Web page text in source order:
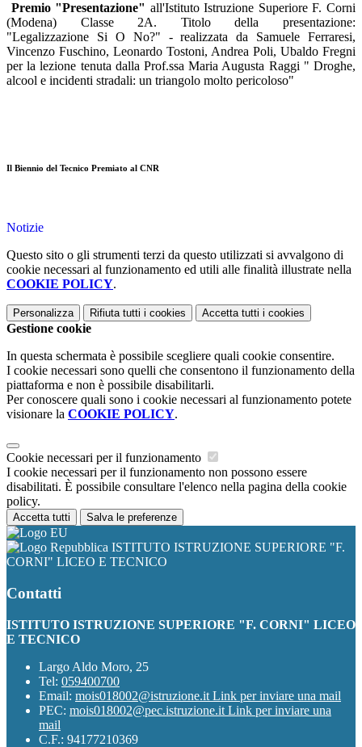
Premio "Presentazione" all'Istituto Istruzione Superiore F. Corni
(Modena) Classe 2A. Titolo della presentazione:
"Legalizzazione Si O No?" - realizzata da Samuele Ferraresi,
Vincenzo Fuschino, Leonardo Tostoni, Andrea Poli, Ubaldo Fregni
per la lezione tenuta dalla Prof.ssa Maria Augusta Raggi " Droghe,
alcool e incidenti stradali: un triangolo molto pericoloso"
Il Biennio del Tecnico Premiato al CNR
Notizie
Questo sito o gli strumenti terzi da questo utilizzati si avvalgono di
cookie necessari al funzionamento ed utili alle finalità illustrate nella
COOKIE POLICY.
Personalizza Rifiuta tutti i cookies Accetta tutti i cookies
Gestione cookie
In questa schermata è possibile scegliere quali cookie consentire.
I cookie necessari sono quelli che consentono il funzionamento della
piattaforma e non è possibile disabilitarli.
Per conoscere quali sono i cookie necessari al funzionamento potete
visionare la COOKIE POLICY.
Cookie necessari per il funzionamento
I cookie necessari per il funzionamento non possono essere
disabilitati. È possibile consultare l'elenco nella pagina della cookie
policy.
Accetta tutti Salva le preferenze
ISTITUTO ISTRUZIONE SUPERIORE "F.
CORNI" LICEO E TECNICO
Contatti
ISTITUTO ISTRUZIONE SUPERIORE "F. CORNI" LICEO
E TECNICO
Largo Aldo Moro, 25
Tel: 059400700
Email: mois018002@istruzione.it Link per inviare una mail
PEC: mois018002@pec.istruzione.it Link per inviare una
mail
C.F.: 94177210369